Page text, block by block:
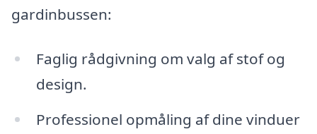
gardinbussen:
Faglig rådgivning om valg af stof og
design.
Professionel opmåling af dine vinduer